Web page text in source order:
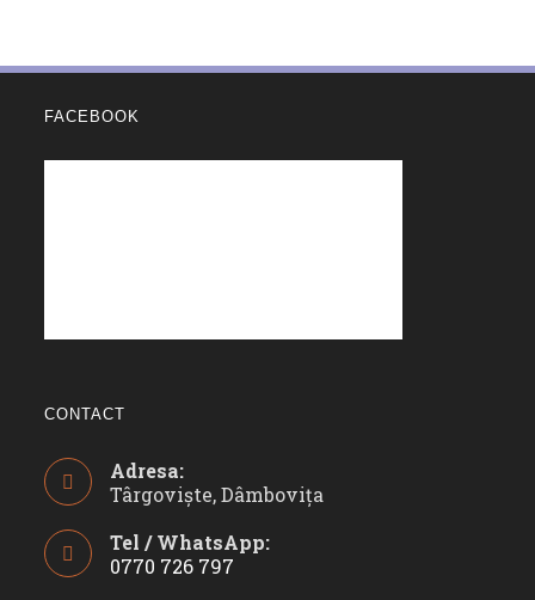
FACEBOOK
CONTACT
Adresa:
Târgoviște, Dâmbovița
Tel / WhatsApp:
0770 726 797